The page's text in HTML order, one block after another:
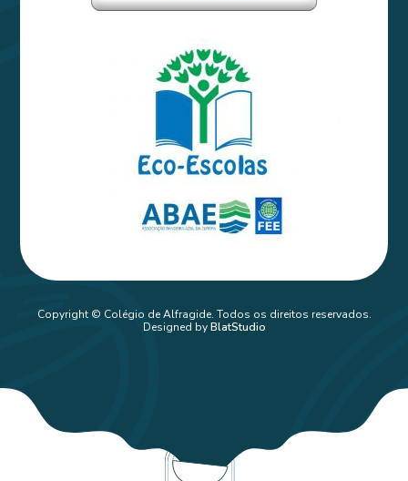
Copyright © Colégio de Alfragide. Todos os direitos reservados.
Designed byBlatStudio